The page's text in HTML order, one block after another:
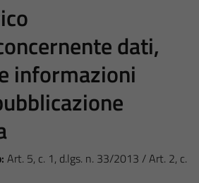
dati,
informazioni
Art. 5, c. 1, d.lgs. n. 33/2013 / Art. 2, c.